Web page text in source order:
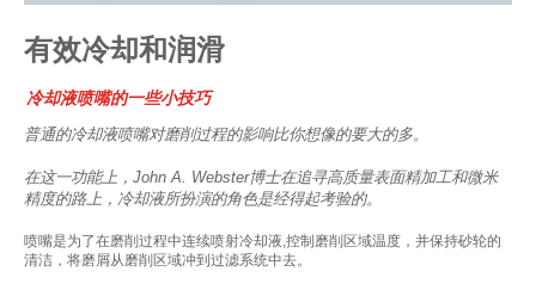
有效冷却和润滑
冷却液喷嘴的一些小技巧
普通的冷却液喷嘴对磨削过程的影响比你想像的要大的多。
在这一功能上，John A. Webster博士在追寻高质量表面精加工和微米
精度的路上，冷却液所扮演的角色是经得起考验的。
喷嘴是为了在磨削过程中连续喷射冷却液,控制磨削区域温度，并保持砂轮的
清洁，将磨屑从磨削区域冲到过滤系统中去。